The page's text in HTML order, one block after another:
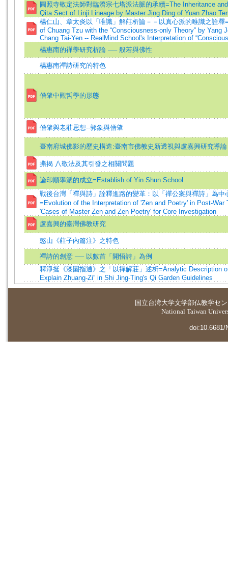
圓照寺敬定法師對臨濟宗七塔派法脈的承續=The Inheritance
Qita Sect of Linji Lineage by Master Jing Ding of Yuan Zhao
楊仁山、章太炎以「唯識」解莊析論－－以真心派的唯識之詮釋
of Chuang Tzu with the “Consciousness-only Theory” by Yang
Chang Tai-Yen -- RealMind School's Interpretation of
楊惠南的禪學研究析論 ── 般若與佛性
楊惠南禪詩研究的特色
僧肇中觀哲學的形態
僧肇與老莊思想--郭象與僧肇
臺南府城佛影的歷史構造:臺南市佛教史新透視與盧嘉興研究導論
撕揭 八敬法及其引發之相關問題
論印順學派的成立=Establish of Yin Shun School
戰後台灣「禪與詩」詮釋進路的變革：以「禪公案與禪詩」為中
=Evolution of the Interpretation of 'Zen and Poetry' in Post-War
'Cases of Master Zen and Zen Poetry' for Core Investigation
盧嘉興的臺灣佛教研究
憨山《莊子內篇注》之特色
禪詩的創意 ── 以數首「開悟詩」為例
釋淨挺《漆園指通》之「以禪解莊」述析=Analytic Description
Explain Zhuang-Zi” in Shi Jing-Ting's Qi Garden Guidelines
国立台湾大学文学部仏教学セ
National Taiwan
doi:10.6681/